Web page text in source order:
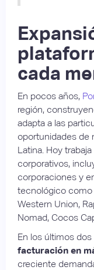
cada
En pocos años,
región,
adapta a las
oportunidades de
Latina. Hoy
corporativos,
corporaciones y
tecnológico como
Western Union,
Nomad, Cocos
En los últimos dos
facturación en
creciente